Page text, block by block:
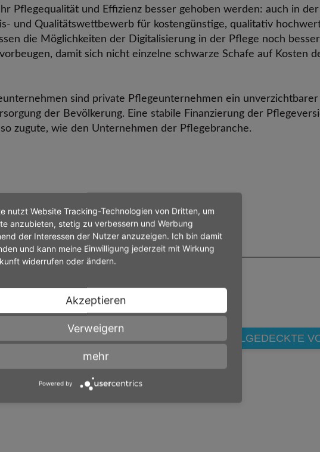
Pflegequalität und Effizienz besser gehoben werden: auch in der
und Qualitätswettbewerb für kostengünstige, qualitativ
die Möglichkeiten der Digitalisierung in der Pflege noch
damit sich nicht einzelne schwarze Schafe auf Kosten
sind private Pflegeunternehmen ein
der Bevölkerung. Eine stabile Finanzierung der
zugute, wie den Unternehmen der Pflegebranche.
(163,9 KiB)
PFLEGEVERSICHERUNG
KAPITALGEDECKTE
nutzt Website Tracking-Technologien von Dritten, um
anzubieten, stetig zu verbessern und Werbung
der Interessen der Nutzer anzuzeigen. Ich bin damit
und kann meine Einwilligung jederzeit mit Wirkung
widerrufen oder ändern.
Akzeptieren
Verweigern
mehr
Powered by